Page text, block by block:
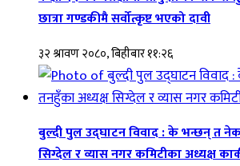
छात्रा गण्डकीमै सर्वोत्कृष्ट भएको दावी
३२ श्रावण २०८०, बिहीबार ११:२६
बुल्दी पुल उद्घाटन विवाद : के भन्छन् त
सिग्देल र व्यास नगर कमिटीका अध्यक्ष